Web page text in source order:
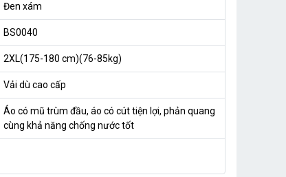
Đen xám
BS0040
2XL(175-180 cm)(76-85kg)
Vải dù cao cấp
Áo có mũ trùm đầu, áo có cút tiện lợi, phản quang
cùng khả năng chống nước tốt